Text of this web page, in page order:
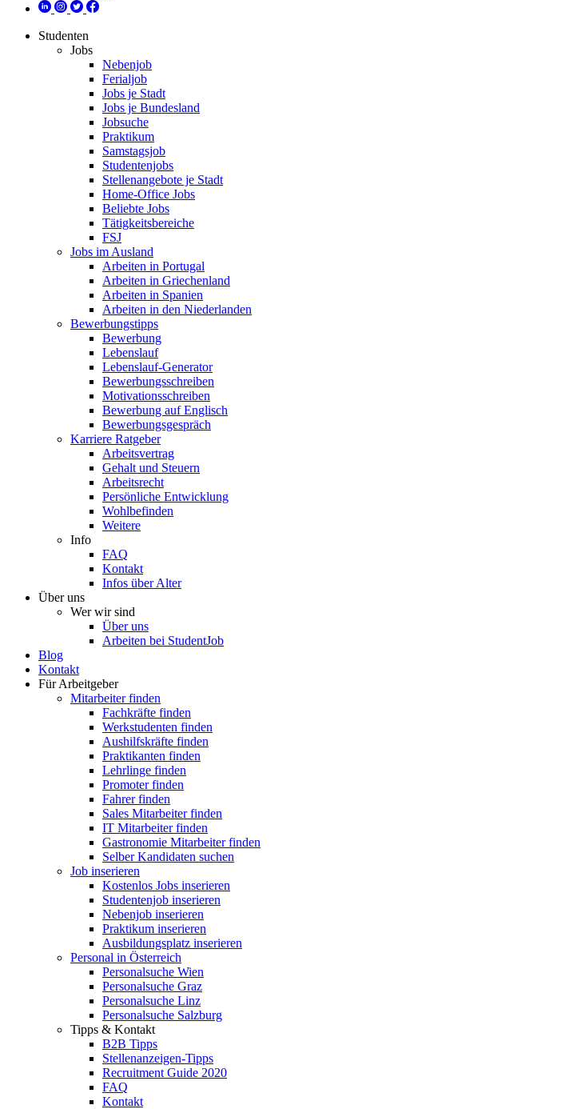
Studenten
Jobs
Nebenjob
Ferialjob
Jobs je Stadt
Jobs je Bundesland
Jobsuche
Praktikum
Samstagsjob
Studentenjobs
Stellenangebote je Stadt
Home-Office Jobs
Beliebte Jobs
Tätigkeitsbereiche
FSJ
Jobs im Ausland
Arbeiten in Portugal
Arbeiten in Griechenland
Arbeiten in Spanien
Arbeiten in den Niederlanden
Bewerbungstipps
Bewerbung
Lebenslauf
Lebenslauf-Generator
Bewerbungsschreiben
Motivationsschreiben
Bewerbung auf Englisch
Bewerbungsgespräch
Karriere Ratgeber
Arbeitsvertrag
Gehalt und Steuern
Arbeitsrecht
Persönliche Entwicklung
Wohlbefinden
Weitere
Info
FAQ
Kontakt
Infos über Alter
Über uns
Wer wir sind
Über uns
Arbeiten bei StudentJob
Blog
Kontakt
Für Arbeitgeber
Mitarbeiter finden
Fachkräfte finden
Werkstudenten finden
Aushilfskräfte finden
Praktikanten finden
Lehrlinge finden
Promoter finden
Fahrer finden
Sales Mitarbeiter finden
IT Mitarbeiter finden
Gastronomie Mitarbeiter finden
Selber Kandidaten suchen
Job inserieren
Kostenlos Jobs inserieren
Studentenjob inserieren
Nebenjob inserieren
Praktikum inserieren
Ausbildungsplatz inserieren
Personal in Österreich
Personalsuche Wien
Personalsuche Graz
Personalsuche Linz
Personalsuche Salzburg
Tipps & Kontakt
B2B Tipps
Stellenanzeigen-Tipps
Recruitment Guide 2020
FAQ
Kontakt